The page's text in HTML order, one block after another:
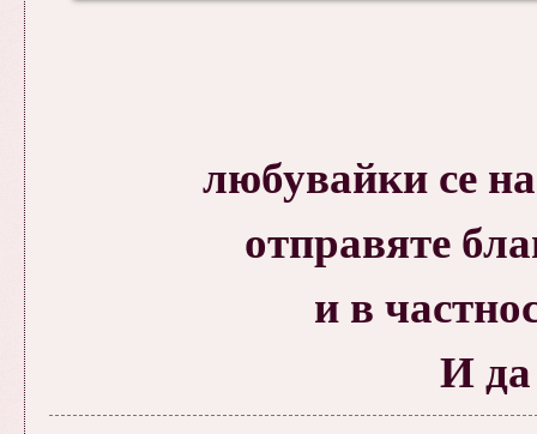
любувайки се
отправяте
и в
И да